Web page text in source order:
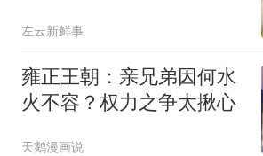
左云新鲜事
雍正王朝：亲兄弟因何水
火不容？权力之争太揪心
天鹅漫画说